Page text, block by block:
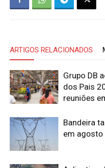
ARTIGOS RELACIONADOS
Grupo DB
dos Pais
reuniões
Bandeira
em agosto